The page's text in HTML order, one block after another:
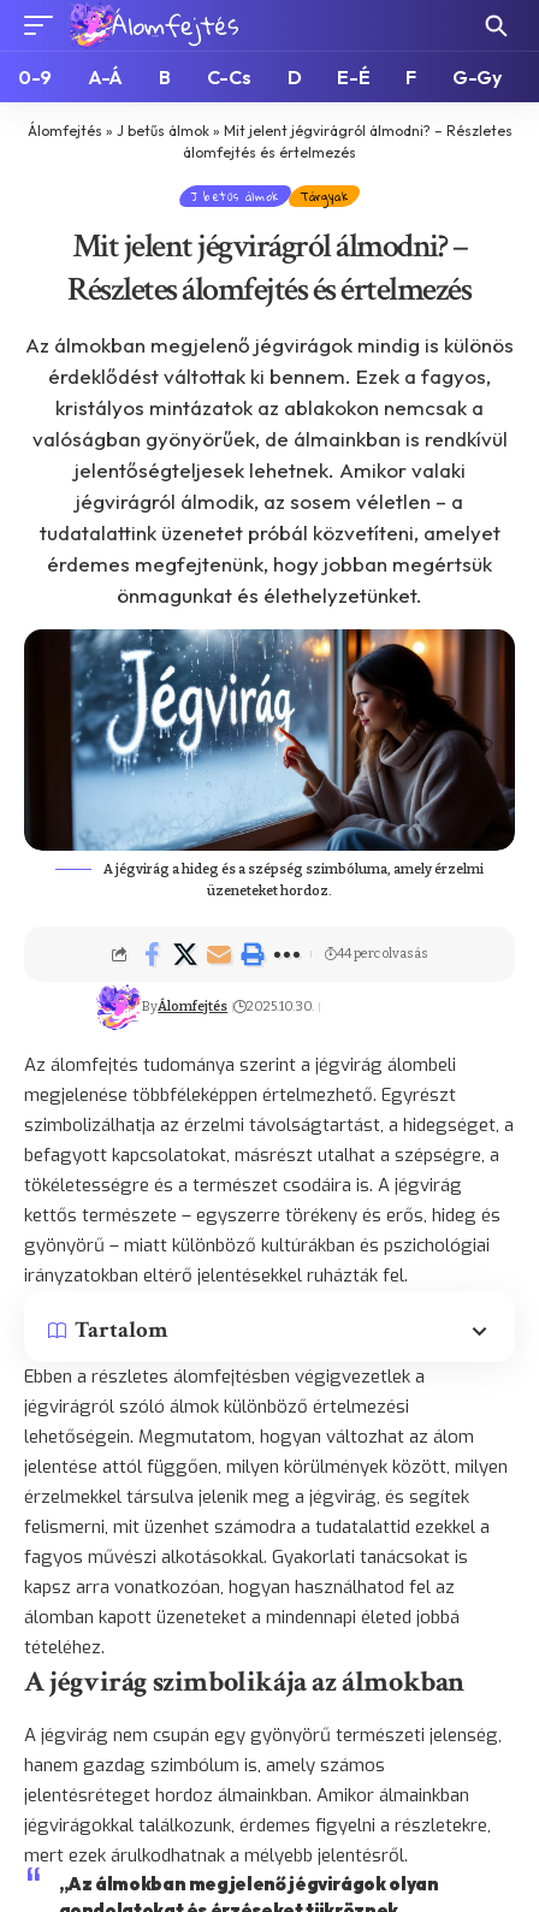
0-9 A-Á B C-Cs D E-É F G-Gy
Álomfejtés » J betűs álmok» Mit jelent jégvirágról álmodni? – Részletes
álomfejtés és értelmezés
J betűs álmok Tárgyak
Mit jelent jégvirágról álmodni? –
Részletes álomfejtés és értelmezés
Az álmokban megjelenő jégvirágok mindig is különös
érdeklődést váltottak ki bennem. Ezek a fagyos,
kristályos mintázatok az ablakokon nemcsak a
valóságban gyönyörűek, de álmainkban is rendkívül
jelentőségteljesek lehetnek. Amikor valaki
jégvirágról álmodik, az sosem véletlen – a
tudatalattink üzenetet próbál közvetíteni, amelyet
érdemes megfejtenünk, hogy jobban megértsük
önmagunkat és élethelyzetünket.
A jégvirág a hideg és a szépség szimbóluma, amely érzelmi
üzeneteket hordoz.
ByÁlomfejtés 2025.10.30.
44 perc olvasás
Az álomfejtés tudománya szerint a jégvirág álombeli
megjelenése többféleképpen értelmezhető. Egyrészt
szimbolizálhatja az érzelmi távolságtartást, a hidegséget, a
befagyott kapcsolatokat, másrészt utalhat a szépségre, a
tökéletességre és a természet csodáira is. A jégvirág
kettős természete – egyszerre törékeny és erős, hideg és
gyönyörű – miatt különböző kultúrákban és pszichológiai
irányzatokban eltérő jelentésekkel ruházták fel.
Tartalom
Ebben a részletes álomfejtésben végigvezetlek a
jégvirágról szóló álmok különböző értelmezési
lehetőségein. Megmutatom, hogyan változhat az álom
jelentése attól függően, milyen körülmények között, milyen
érzelmekkel társulva jelenik meg a jégvirág, és segítek
felismerni, mit üzenhet számodra a tudatalattid ezekkel a
fagyos művészi alkotásokkal. Gyakorlati tanácsokat is
kapsz arra vonatkozóan, hogyan használhatod fel az
álomban kapott üzeneteket a mindennapi életed jobbá
tételéhez.
A jégvirág szimbolikája az álmokban
A jégvirág nem csupán egy gyönyörű természeti jelenség,
hanem gazdag szimbólum is, amely számos
jelentésréteget hordoz álmainkban. Amikor álmainkban
jégvirágokkal találkozunk, érdemes figyelni a részletekre,
mert ezek árulkodhatnak a mélyebb jelentésről.
„Az álmokban megjelenő jégvirágok olyan